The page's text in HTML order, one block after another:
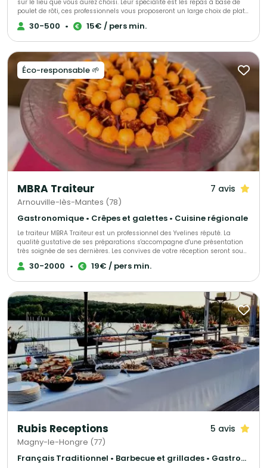
sur le lieu que vous aurez choisi. Leur spécialité est les repas à base de
poulet de rôti, ces professionnels vous proposeront un large choix de plats,
tout est personnalisable et fait maison. Pour plus d’informations précises,
contactez-les !
30-500 • 15€ / pers min.
Éco-responsable 🌱
MBRA Traiteur 7 avis
Arnouville-lès-Mantes (78)
Gastronomique • Crêpes et galettes • Cuisine régionale
Le traiteur MBRA Traiteur est un professionnel des Yvelines réputé. La
qualité gustative de ses préparations s'accompagne d'une présentation
très soignée de ses dernières. Les convives de votre réception seront sous
le charme. Nous organisons tous vos événements privés ou
professionnels du mariage au repas d’entreprises.
30-2000 • 19€ / pers min.
Rubis Receptions 5 avis
Magny-le-Hongre (77)
Français Traditionnel • Barbecue et grillades • Gastronomique